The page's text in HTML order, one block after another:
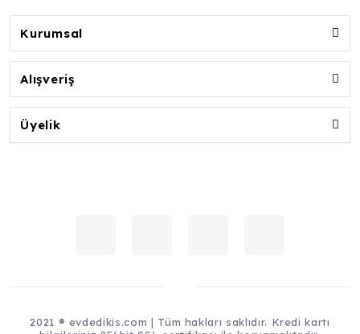
Kurumsal
Alışveriş
Üyelik
2021 ® evdedikis.com | Tüm hakları saklıdır. Kredi kartı